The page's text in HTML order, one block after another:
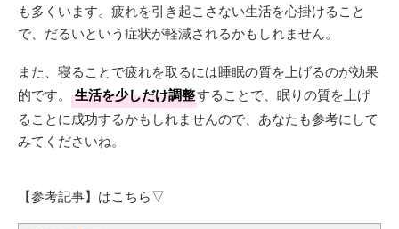
も多くいます。疲れを引き起こさない生活を心掛けること
で、だるいという症状が軽減されるかもしれません。
また、寝ることで疲れを取るには睡眠の質を上げるのが効果
的です。
生活を少しだけ調整することで、眠りの質を上げ
ることに成功するかもしれませんので、あなたも参考にして
みてくださいね。
【参考記事】はこちら▽